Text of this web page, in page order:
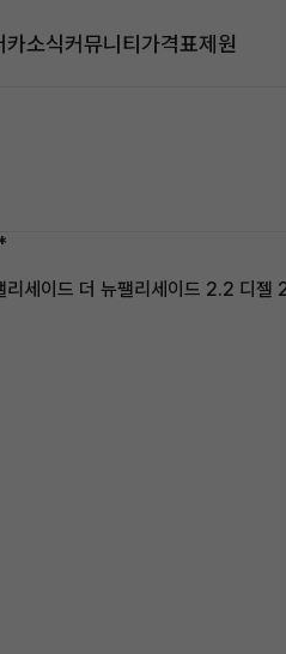
카소식커뮤니티가격표제원
세이드 더 뉴팰리세이드 2.2 디